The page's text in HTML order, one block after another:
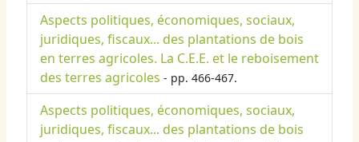
Aspects politiques, économiques, sociaux,
juridiques, fiscaux... des plantations de bois
en terres agricoles. La C.E.E. et le reboisement
des terres agricoles - pp. 466-467.
Aspects politiques, économiques, sociaux,
juridiques, fiscaux... des plantations de bois